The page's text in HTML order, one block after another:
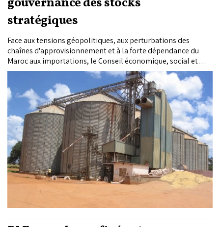
stratégiques
Face aux tensions géopolitiques, aux perturbations des
chaînes d'approvisionnement et à la forte dépendance du
Maroc aux importations, le Conseil économique, social et
environnemental (CESE) recommande de repenser en
profondeur la gestion des stocks stratégiques de produits
essentiels. Dans son rapport annuel 2025, l'institution plaide
pour un nouveau modèle de gouvernance mêlant
intervention publique, obligations pour le secteur privé et
renforcement des capacités de stockage.